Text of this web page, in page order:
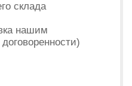
склада
нашим